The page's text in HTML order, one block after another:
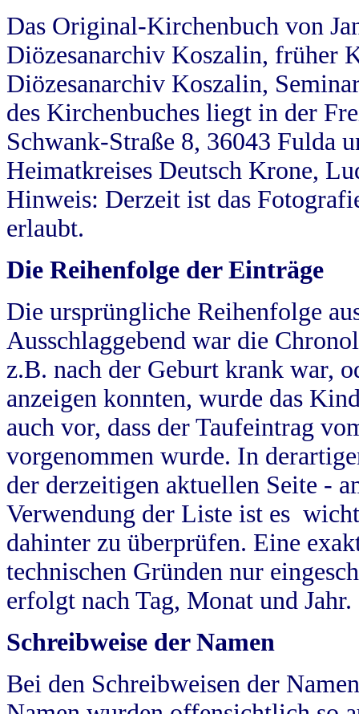
Das Original-Kirchenbuch von
Diözesanarchiv Koszalin, früher
Diözesanarchiv Koszalin,
des Kirchenbuches liegt in der
Schwank-Straße 8, 36043 Fulda
Heimatkreises Deutsch Krone,
Hinweis: Derzeit ist das
erlaubt.
Die Reihenfolge der Einträge
Die ursprüngliche Reihenfolge
Ausschlaggebend war die
z.B. nach der Geburt krank war,
anzeigen konnten, wurde das
auch vor, dass der Taufeintrag
vorgenommen wurde. In
der derzeitigen aktuellen Seite -
Verwendung der Liste ist es
dahinter zu überprüfen. Eine
technischen Gründen nur
erfolgt nach Tag, Monat und Jahr.
Schreibweise der Namen
Bei den Schreibweisen der